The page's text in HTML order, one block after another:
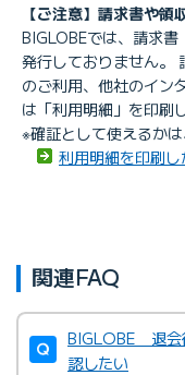
利用明細
利用明細
【ご注意】請求書や
BIGLOBEでは、請求
発行しておりません。
のご利用、他社のイン
は「利用明細」を印刷
※確証として使えるか
利用明細を印刷し
関連FAQ
BIGLOBE 退会
認したい